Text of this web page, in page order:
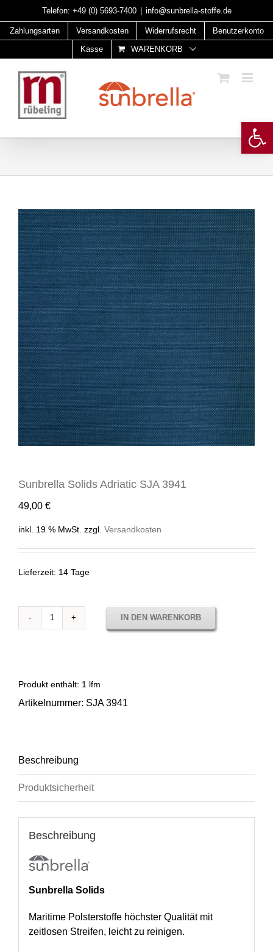
to
content
Telefon: +49 (0) 5693-7400 info@sunbrella-stoffe.de
Zahlungsarten Versandkosten Widerrufsrecht
Benutzerkonto
Kasse
WARENKORB
Sunbrella Solids Adriatic SJA 3941
49,00 €
inkl. 19 % MwSt. zzgl. Versandkosten
Lieferzeit: 14 Tage
Sunbrella
3941
IN DEN WARENKORB
Produkt enthält: 1 lfm
Artikelnummer: SJA 3941
Beschreibung
Produktsicherheit
Beschreibung
Sunbrella Solids
Maritime Polsterstoffe höchster Qualität mit
zeitlosen Streifen, leicht zu reinigen.